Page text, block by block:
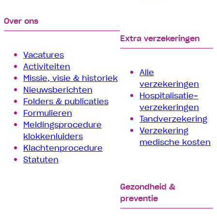
Over ons
Vacatures
Activiteiten
Missie, visie & historiek
Nieuwsberichten
Folders & publicaties
Formulieren
Meldingsprocedure
klokkenluiders
Klachtenprocedure
Statuten
Extra verzekeringen
Alle
verzekeringen
Hospitalisatie­
verzekeringen
Tand­verzekering
Verzekering
medische kosten
Gezondheid &
preventie